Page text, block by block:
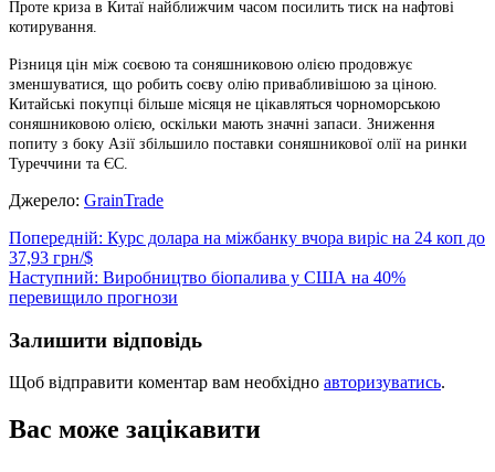
Проте криза в Китаї найближчим часом посилить тиск на нафтові
котирування.
Різниця цін між соєвою та соняшниковою олією продовжує
зменшуватися, що робить соєву олію привабливішою за ціною.
Китайські покупці більше місяця не цікавляться чорноморською
соняшниковою олією, оскільки мають значні запаси. Зниження
попиту з боку Азії збільшило поставки соняшникової олії на ринки
Туреччини та ЄС.
Джерело: GrainTrade
Навігація
записів
Попередній: Курс долара на міжбанку вчора виріс на 24 коп до
37,93 грн/$
Наступний: Виробництво біопалива у США на 40%
перевищило прогнози
Залишити відповідь
Щоб відправити коментар вам необхідно авторизуватись.
Вас може зацікавити